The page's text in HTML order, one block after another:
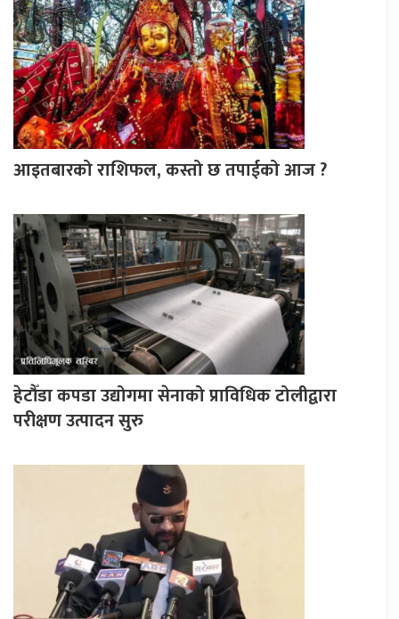
आइतबारको राशिफल, कस्तो छ तपाईको आज ?
हेटौँडा कपडा उद्योगमा सेनाको प्राविधिक टोलीद्वारा
परीक्षण उत्पादन सुरु